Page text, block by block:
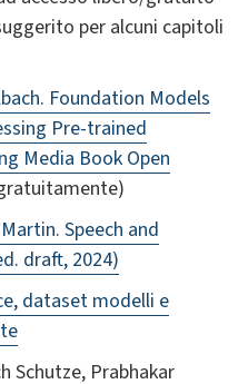
per alcuni capitoli
Foundation Models
Pre-trained
Media Book Open
Speech and
draft, 2024)
dataset modelli e
Schutze, Prabhakar